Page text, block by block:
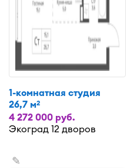
1-комнатная студия
26,7 м2
4 272 000 руб.
Экоград 12 дворов
✎